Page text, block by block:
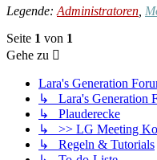
Legende: Administratoren
Seite 1 von 1
Gehe zu
Lara's Generation
↳ Lara's Generation
↳ Plauderecke
↳ >> LG Meeting
↳ Regeln & Tutorials